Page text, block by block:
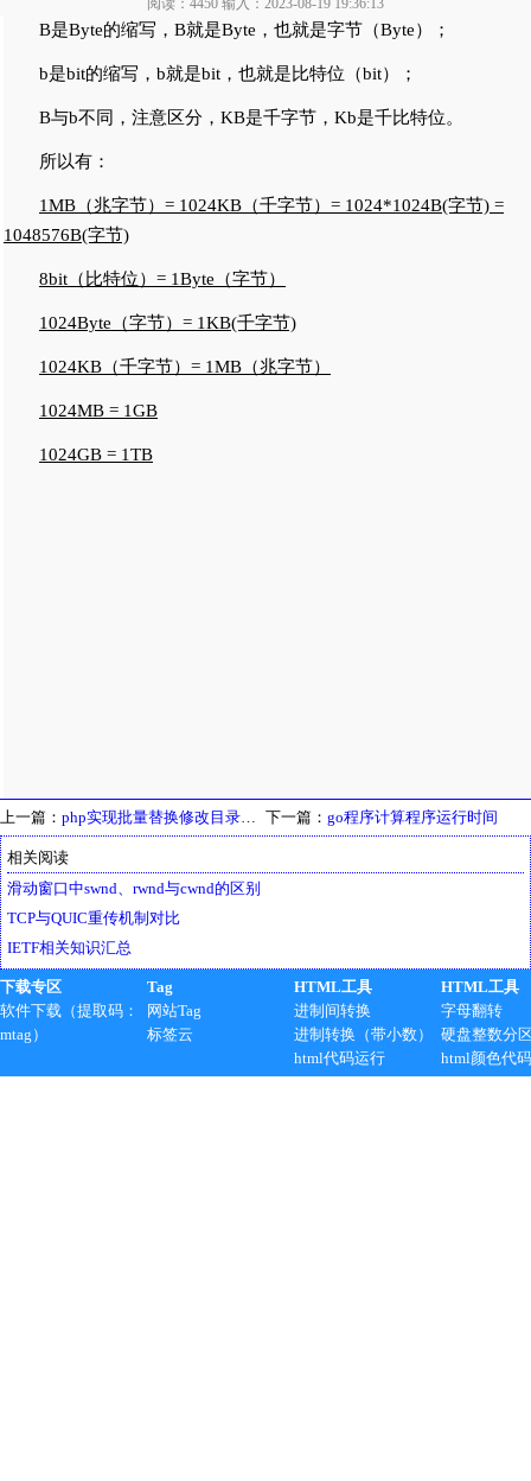
阅读：4450 输入：2023-08-19 19:36:13
B是Byte的缩写，B就是Byte，也就是字节（Byte）；
b是bit的缩写，b就是bit，也就是比特位（bit）；
B与b不同，注意区分，KB是千字节，Kb是千比特位。
所以有：
1MB（兆字节）= 1024KB（千字节）= 1024*1024B(字节) =
1048576B(字节)
8bit（比特位）= 1Byte（字节）
1024Byte（字节）= 1KB(千字节)
1024KB（千字节）= 1MB（兆字节）
1024MB = 1GB
1024GB = 1TB
上一篇： php实现批量替换修改目录下所有文件 下一篇： go程序计算程序运行时间
相关阅读
滑动窗口中swnd、rwnd与cwnd的区别
TCP与QUIC重传机制对比
IETF相关知识汇总
下载专区
软件下载（提取码：
mtag）
Tag
网站Tag
标签云
HTML工具
进制间转换
进制转换（带小数）
html代码运行
HTML工具
字母翻转
硬盘整数分
html颜色代码